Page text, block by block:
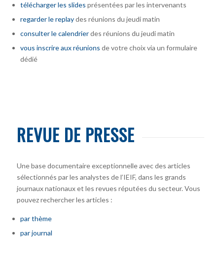
télécharger les slides présentées par les intervenants
regarder le replaydes réunions du jeudi matin
consulter le calendrierdes réunions du jeudi matin
vous inscrire aux réunions de votre choix via un formulaire
dédié
REVUE DE PRESSE
Une base documentaire exceptionnelle avec des articles
sélectionnés par les analystes de l’IEIF, dans les grands
journaux nationaux et les revues réputées du secteur. Vous
pouvez rechercher les articles :
par thème
par journal